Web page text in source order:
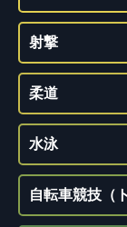
射撃
柔道
水泳
自転車競技（